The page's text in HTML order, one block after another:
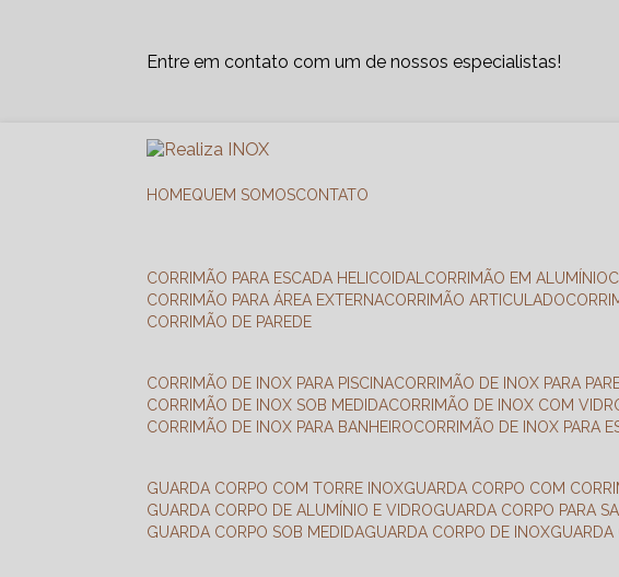
Entre em contato com um de nossos especialistas!
HOME QUEM SOMOS CONTATO
CORRIMÃO PARA ESCADA HELICOIDAL
CORRIMÃO EM ALUMÍNIO
CORRIMÃO PARA ÁREA EXTERNA
CORRIMÃO ARTICULADO
CORRIMÃO DE PAREDE
CORRIMÃO DE INOX PARA PISCINA
CORRIMÃO DE INOX PARA
CORRIMÃO DE INOX SOB MEDIDA
CORRIMÃO DE INOX COM
CORRIMÃO DE INOX PARA BANHEIRO
CORRIMÃO DE INOX PARA
GUARDA CORPO COM TORRE INOX
GUARDA CORPO COM
GUARDA CORPO DE ALUMÍNIO E VIDRO
GUARDA CORPO PARA
GUARDA CORPO SOB MEDIDA
GUARDA CORPO DE INOX